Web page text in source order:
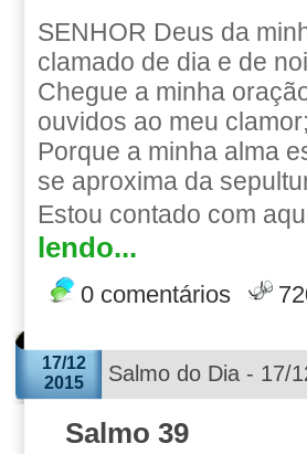
SENHOR Deus da
clamado de dia e de
Chegue a minha
ouvidos ao meu clamor;
Porque a minha alma
se aproxima da
Estou contado com
lendo...
0 comentários
17/12
2015
Salmo do Dia - 17/
Salmo 39